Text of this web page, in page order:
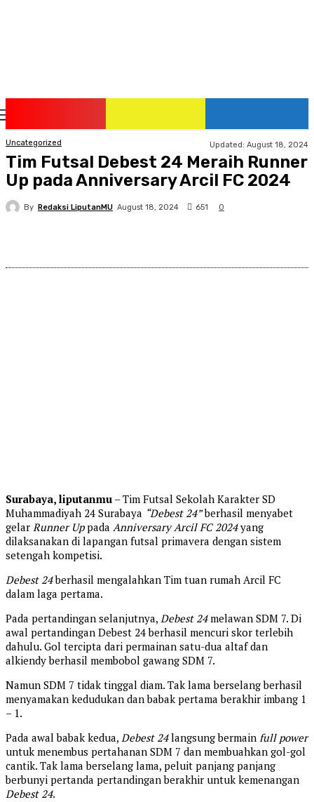
Uncategorized Updated: August 18, 2024
Tim Futsal Debest 24 Meraih Runner
Up pada Anniversary Arcil FC 2024
By Redaksi LiputanMU August 18, 2024 651 0
Surabaya, liputanmu – Tim Futsal Sekolah Karakter SD
Muhammadiyah 24 Surabaya “Debest 24”berhasil menyabet
gelar Runner Uppada Anniversary Arcil FC 2024yang
dilaksanakan di lapangan futsal primavera dengan sistem
setengah kompetisi.
Debest 24berhasil mengalahkan Tim tuan rumah Arcil FC
dalam laga pertama.
Pada pertandingan selanjutnya, Debest 24melawan SDM 7. Di
awal pertandingan Debest 24 berhasil mencuri skor terlebih
dahulu. Gol tercipta dari permainan satu-dua altaf dan
alkiendy berhasil membobol gawang SDM 7.
Namun SDM 7 tidak tinggal diam. Tak lama berselang berhasil
menyamakan kedudukan dan babak pertama berakhir imbang 1
– 1.
Pada awal babak kedua, Debest 24langsung bermain full power
untuk menembus pertahanan SDM 7 dan membuahkan gol-gol
cantik. Tak lama berselang lama, peluit panjang panjang
berbunyi pertanda pertandingan berakhir untuk kemenangan
Debest 24.